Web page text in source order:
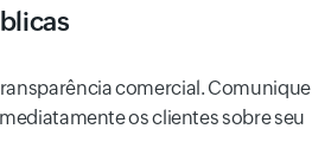
comercial. Comunique
os clientes sobre seu